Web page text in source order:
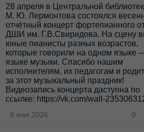
28 апреля в Центральной
М. Ю. Лермонтова состоялся
отчётный концерт фортепианного
ДШИ им. Г.В.Свиридова. На сцену
юные пианисты разных возрастов,
которые говорили на одном языке
языке музыки. Спасибо нашим
исполнителям, их педагогам и
за этот музыкальный праздник!
Видеозапись концерта даступна по
ссылке: https://vk.com/wall-
8 мая 2026 0